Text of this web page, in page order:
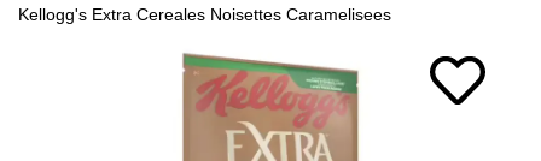
Kellogg's Extra Cereales Noisettes Caramelisees